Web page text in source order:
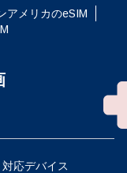
アメリカのeSIM
対応デバイス